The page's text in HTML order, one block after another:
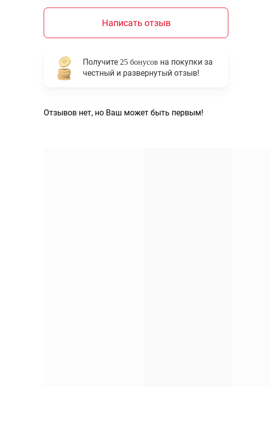
Написать отзыв
Получите 25 бонусов на покупки за
честный и развернутый отзыв!
Отзывов нет, но Ваш может быть первым!